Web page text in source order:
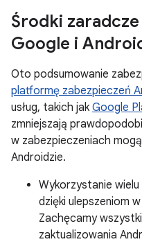
Środki
Google i
Oto podsumowanie
platformę zabezpieczeń
usług, takich jak Google
zmniejszają
w zabezpieczeniach
Androidzie.
Wykorzystanie
dzięki ulepszeniom
Zachęcamy
zaktualizowania